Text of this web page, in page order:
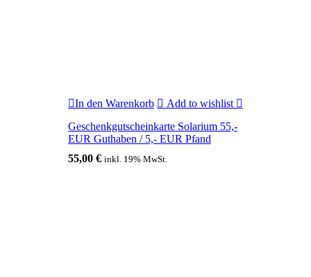
In den Warenkorb
Add to wishlist
Geschenkgutscheinkarte Solarium 55,-
EUR Guthaben / 5,- EUR Pfand
55,00 € inkl. 19% MwSt.